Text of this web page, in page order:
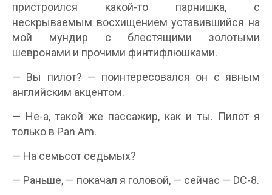
пристроился какой-то парнишка, с
нескрываемым восхищением уставившийся на
мой мундир с блестящими золотыми
шевронами и прочими финтифлюшками.
— Вы пилот? — поинтересовался он с явным
английским акцентом.
— Не-а, такой же пассажир, как и ты. Пилот я
только в Pan Am.
— На семьсот седьмых?
— Раньше, — покачал я головой, — сейчас — DC-8.